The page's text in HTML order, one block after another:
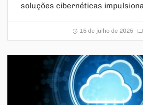
soluções cibernéticas
15 de julho de 2025